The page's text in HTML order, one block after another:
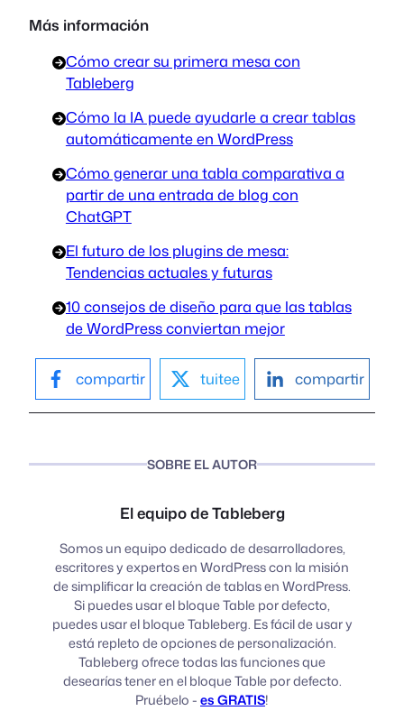
Más información
Cómo crear su primera mesa con
Tableberg
Cómo la IA puede ayudarle a crear tablas
automáticamente en WordPress
Cómo generar una tabla comparativa a
partir de una entrada de blog con
ChatGPT
El futuro de los plugins de mesa:
Tendencias actuales y futuras
10 consejos de diseño para que las tablas
de WordPress conviertan mejor
compartir tuitee compartir
SOBRE EL AUTOR
El equipo de Tableberg
Somos un equipo dedicado de desarrolladores,
escritores y expertos en WordPress con la misión
de simplificar la creación de tablas en WordPress.
Si puedes usar el bloque Table por defecto,
puedes usar el bloque Tableberg. Es fácil de usar y
está repleto de opciones de personalización.
Tableberg ofrece todas las funciones que
desearías tener en el bloque Table por defecto.
Pruébelo -es GRATIS!